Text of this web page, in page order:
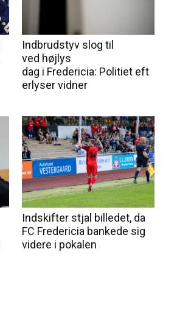
Indbrudstyv slog til
ved højlys
dag i Fredericia: Politiet eft
erlyser vidner
Indskifter stjal billedet, da
FC Fredericia bankede sig
videre i pokalen